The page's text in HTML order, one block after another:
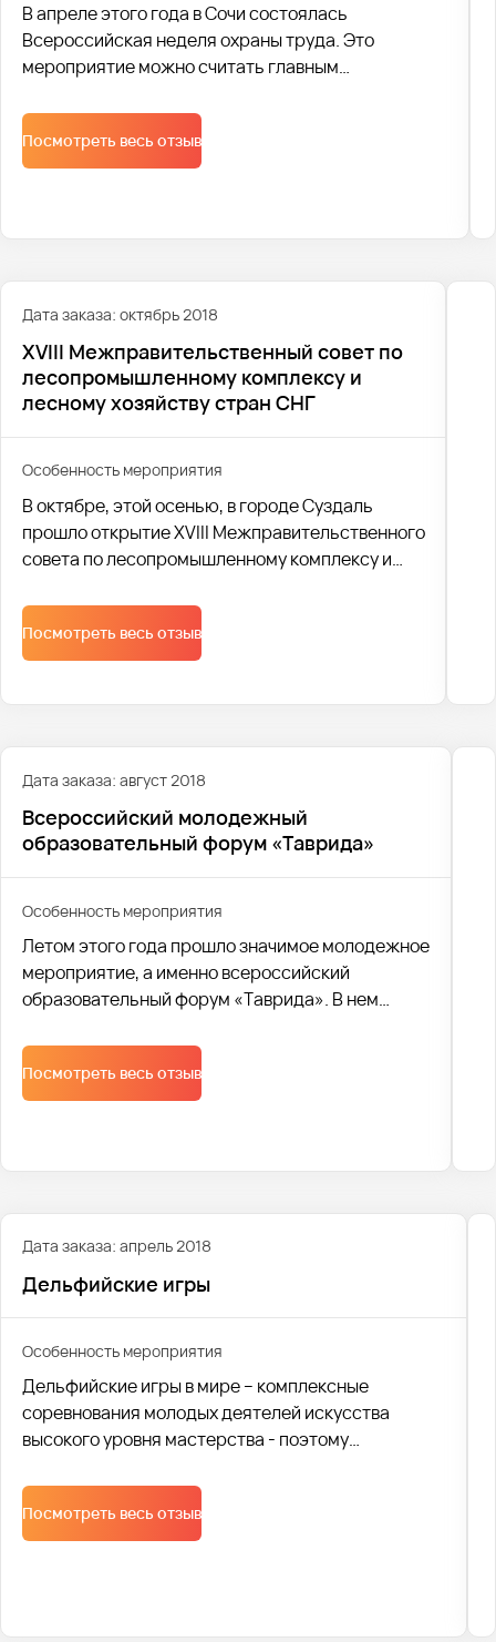
В апреле этого года в Сочи состоялась
Всероссийская неделя охраны труда. Это
мероприятие можно считать главным
событием в данной области. Оно проходит по
традиции перед Всемирным днем охраны труда.
Его отмечают по договору Международной
Посмотреть весь отзыв
Дата заказа: октябрь 2018
XVIII Межправительственный совет по
лесопромышленному комплексу и
лесному хозяйству стран СНГ
Особенность мероприятия
В октябре, этой осенью, в городе Суздаль
прошло открытие XVIII Межправительственного
совета по лесопромышленному комплексу и
Посмотреть весь отзыв
Дата заказа: август 2018
Всероссийский молодежный
образовательный форум «Таврида»
Особенность мероприятия
Летом этого года прошло значимое молодежное
мероприятие, а именно всероссийский
образовательный форум «Таврида». В нем
городов.
Посмотреть весь отзыв
Дата заказа: апрель 2018
Дельфийские игры
Особенность мероприятия
Дельфийские игры в мире – комплексные
соревнования молодых деятелей искусства
высокого уровня мастерства - поэтому
тоже высоки. В 2018 году местом проведения был
город Владивосток, что особенно несколько
затрудняло быструю проработку всей логистики.
Посмотреть весь отзыв